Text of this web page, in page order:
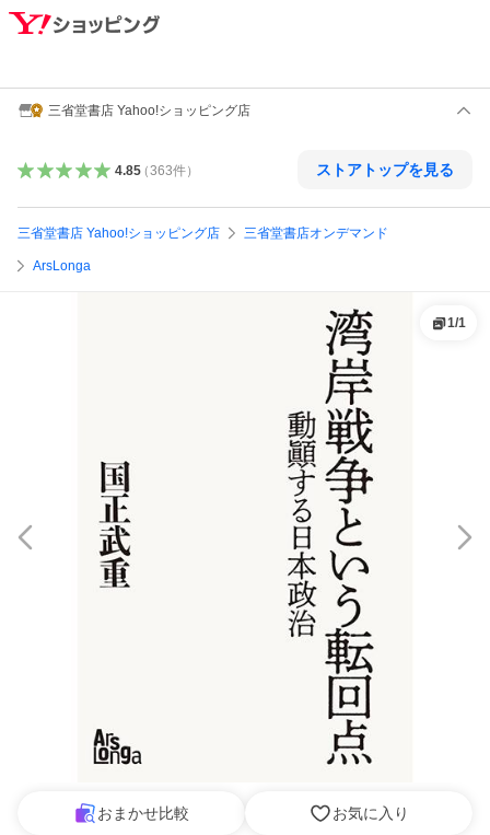
三省堂書店 Yahoo!ショッピング店
4.85（363件） ストアトップを見る
三省堂書店 Yahoo!ショッピング店 三省堂書店オンデマンド
ArsLonga
1/1
おまかせ比較 お気に入り